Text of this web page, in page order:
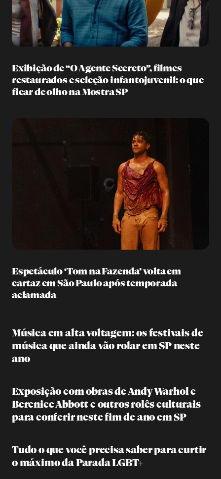
Exibição de “O Agente Secreto”, filmes
restaurados e seleção infantojuvenil: o que
ficar de olho na Mostra SP
Espetáculo ‘Tom na Fazenda’ volta em
cartaz em São Paulo após temporada
aclamada
Música em alta voltagem: os festivais de
música que ainda vão rolar em SP neste
ano
Exposição com obras de Andy Warhol e
Berenice Abbott e outros rolês culturais
para conferir neste fim de ano em SP
Tudo o que você precisa saber para curtir
o máximo da Parada LGBT+